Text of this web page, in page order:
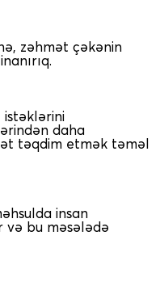
zəhmət çəkənin
istəklərini
daha
təqdim etmək təməl
insan
və bu məsələdə